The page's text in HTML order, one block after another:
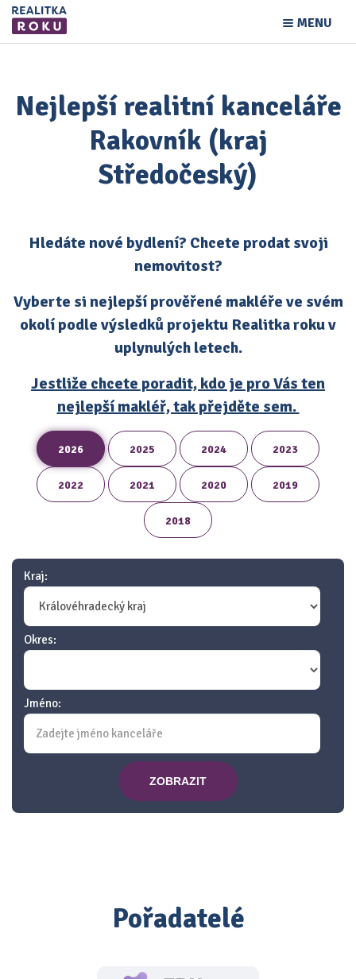
MENU
Nejlepší realitní kanceláře
Rakovník (kraj
Středočeský)
Hledáte nové bydlení? Chcete prodat svoji
nemovitost?
Vyberte si nejlepší prověřené makléře ve svém
okolí podle výsledků projektu Realitka roku v
uplynulých letech.
Jestliže chcete poradit, kdo je pro Vás ten
nejlepší makléř, tak přejděte sem.
2026 2025 2024 2023
2022 2021 2020 2019
2018
Kraj:
Okres:
Jméno:
ZOBRAZIT
Pořadatelé